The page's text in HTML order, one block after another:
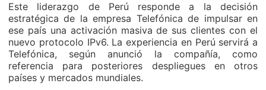
Este liderazgo de Perú responde a la decisión
estratégica de la empresa Telefónica de impulsar en
ese país una activación masiva de sus clientes con el
nuevo protocolo IPv6. La experiencia en Perú servirá a
Telefónica, según anunció la compañía, como
referencia para posteriores despliegues en otros
países y mercados mundiales.